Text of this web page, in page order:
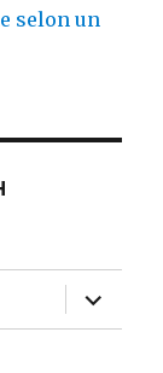
selon un
ouvrir
le
sous-